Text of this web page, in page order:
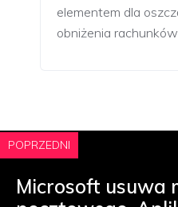
elementem dla
obniżenia rachunków
POPRZEDNI
Microsoft usuwa